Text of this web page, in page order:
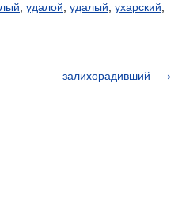
удалой удалый ухарский
залихорадивший